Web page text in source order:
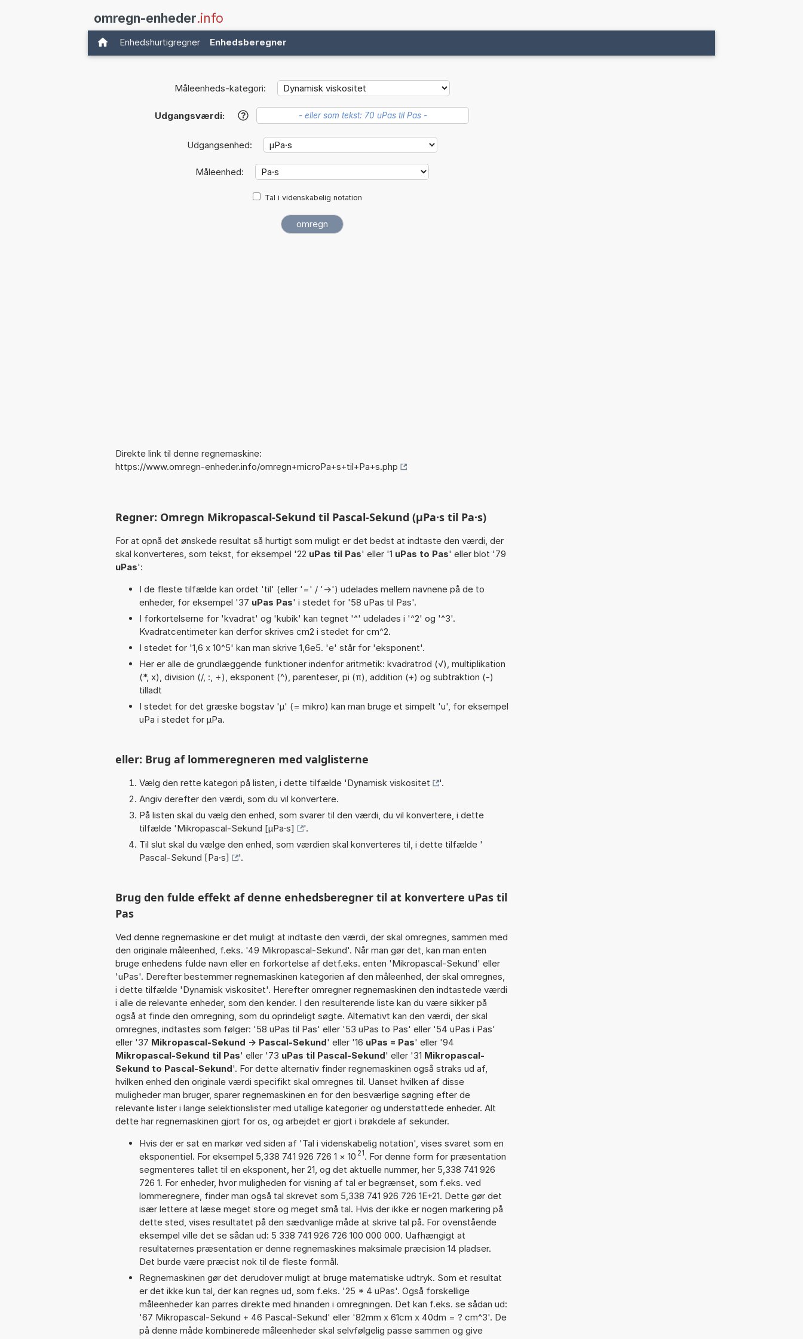
omregn-enheder.info
Enhedshurtigregner Enhedsberegner
Måleenheds-kategori:
Udgangsværdi: ?
Udgangsenhed:
Måleenhed:
Tal i videnskabelig notation
Direkte link til denne regnemaskine:
https://www.omregn-enheder.info/omregn+microPa+s+til+Pa+s.php
Regner: Omregn Mikropascal-Sekund til Pascal-Sekund (µPa·s til Pa·s)
For at opnå det ønskede resultat så hurtigt som muligt er det bedst at indtaste den værdi, der
skal konverteres, som tekst, for eksempel '22 uPas til Pas' eller '1 uPas to Pas' eller blot '79
uPas':
I de fleste tilfælde kan ordet 'til' (eller '=' / '->') udelades mellem navnene på de to
enheder, for eksempel '37 uPas Pas' i stedet for '58 uPas til Pas'.
I forkortelserne for 'kvadrat' og 'kubik' kan tegnet '^' udelades i '^2' og '^3'.
Kvadratcentimeter kan derfor skrives cm2 i stedet for cm^2.
I stedet for '1,6 x 10^5' kan man skrive 1,6e5. 'e' står for 'eksponent'.
Her er alle de grundlæggende funktioner indenfor aritmetik: kvadratrod (√), multiplikation
(*, x), division (/, :, ÷), eksponent (^), parenteser, pi (π), addition (+) og subtraktion (-)
tilladt
I stedet for det græske bogstav 'µ' (= mikro) kan man bruge et simpelt 'u', for eksempel
uPa i stedet for µPa.
eller: Brug af lommeregneren med valglisterne
Vælg den rette kategori på listen, i dette tilfælde 'Dynamisk viskositet
'.
Angiv derefter den værdi, som du vil konvertere.
På listen skal du vælg den enhed, som svarer til den værdi, du vil konvertere, i dette
tilfælde 'Mikropascal-Sekund [µPa·s]
'.
Til slut skal du vælge den enhed, som værdien skal konverteres til, i dette tilfælde '
Pascal-Sekund [Pa·s]
'.
Brug den fulde effekt af denne enhedsberegner til at konvertere uPas til
Pas
Ved denne regnemaskine er det muligt at indtaste den værdi, der skal omregnes, sammen med
den originale måleenhed, f.eks. '49 Mikropascal-Sekund'. Når man gør det, kan man enten
bruge enhedens fulde navn eller en forkortelse af detf.eks. enten 'Mikropascal-Sekund' eller
'uPas'. Derefter bestemmer regnemaskinen kategorien af den måleenhed, der skal omregnes,
i dette tilfælde 'Dynamisk viskositet'. Herefter omregner regnemaskinen den indtastede værdi
i alle de relevante enheder, som den kender. I den resulterende liste kan du være sikker på
også at finde den omregning, som du oprindeligt søgte. Alternativt kan den værdi, der skal
omregnes, indtastes som følger: '58 uPas til Pas' eller '53 uPas to Pas' eller '54 uPas i Pas'
eller '37 Mikropascal-Sekund -> Pascal-Sekund' eller '16 uPas = Pas' eller '94
Mikropascal-Sekund til Pas' eller '73 uPas til Pascal-Sekund' eller '31 Mikropascal-
Sekund to Pascal-Sekund'. For dette alternativ finder regnemaskinen også straks ud af,
hvilken enhed den originale værdi specifikt skal omregnes til. Uanset hvilken af disse
muligheder man bruger, sparer regnemaskinen en for den besværlige søgning efter de
relevante lister i lange selektionslister med utallige kategorier og understøttede enheder. Alt
dette har regnemaskinen gjort for os, og arbejdet er gjort i brøkdele af sekunder.
Hvis der er sat en markør ved siden af 'Tal i videnskabelig notation', vises svaret som en
eksponentiel. For eksempel 5,338 741 926 726 1 × 10 21. For denne form for præsentation
segmenteres tallet til en eksponent, her 21, og det aktuelle nummer, her 5,338 741 926
726 1. For enheder, hvor muligheden for visning af tal er begrænset, som f.eks. ved
lommeregnere, finder man også tal skrevet som 5,338 741 926 726 1E+21. Dette gør det
især lettere at læse meget store og meget små tal. Hvis der ikke er nogen markering på
dette sted, vises resultatet på den sædvanlige måde at skrive tal på. For ovenstående
eksempel ville det se sådan ud: 5 338 741 926 726 100 000 000. Uafhængigt at
resultaternes præsentation er denne regnemaskines maksimale præcision 14 pladser.
Det burde være præcist nok til de fleste formål.
Regnemaskinen gør det derudover muligt at bruge matematiske udtryk. Som et resultat
er det ikke kun tal, der kan regnes ud, som f.eks. '25 * 4 uPas'. Også forskellige
måleenheder kan parres direkte med hinanden i omregningen. Det kan f.eks. se sådan ud:
'67 Mikropascal-Sekund + 46 Pascal-Sekund' eller '82mm x 61cm x 40dm = ? cm^3'. De
på denne måde kombinerede måleenheder skal selvfølgelig passe sammen og give